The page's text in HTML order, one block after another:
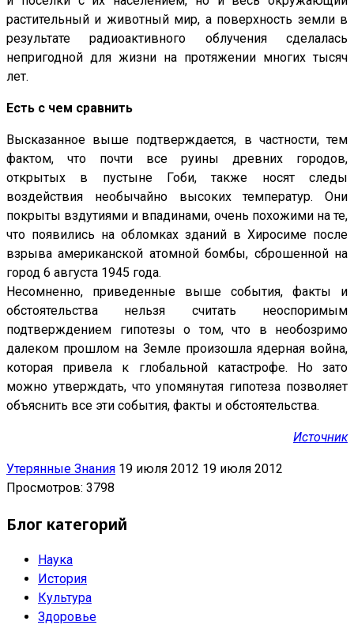
растительный и животный мир, а поверхность земли в
результате радиоактивного облучения сделалась
непригодной для жизни на протяжении многих тысяч
лет.
Есть с чем сравнить
Высказанное выше подтверждается, в частности, тем
фактом, что почти все руины древних городов,
открытых в пустыне Гоби, также носят следы
воздействия необычайно высоких температур. Они
покрыты вздутиями и впадинами, очень похожими на те,
что появились на обломках зданий в Хиросиме после
взрыва американской атомной бомбы, сброшенной на
город 6 августа 1945 года.
Несомненно, приведенные выше события, факты и
обстоятельства нельзя считать неоспоримым
подтверждением гипотезы о том, что в необозримо
далеком прошлом на Земле произошла ядерная война,
которая привела к глобальной катастрофе. Но зато
можно утверждать, что упомянутая гипотеза позволяет
объяснить все эти события, факты и обстоятельства.
Источник
Утерянные Знания 19 июля 2012 19 июля 2012
Просмотров: 3798
Блог категорий
Наука
История
Культура
Здоровье